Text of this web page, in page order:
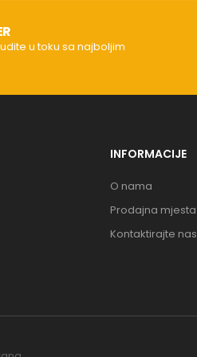
u toku sa najboljim
INFORMACIJE
O nama
Prodajna mjesta
Kontaktirajte nas